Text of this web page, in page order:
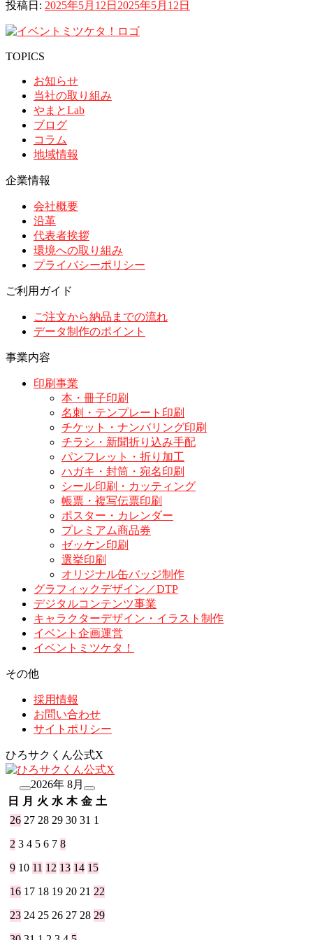
投稿日: 2025年5月12日 2025年5月12日
TOPICS
お知らせ
当社の取り組み
やまとLab
ブログ
コラム
地域情報
企業情報
会社概要
沿革
代表者挨拶
環境への取り組み
プライバシーポリシー
ご利用ガイド
ご注文から納品までの流れ
データ制作のポイント
事業内容
印刷事業
本・冊子印刷
名刺・テンプレート印刷
チケット・ナンバリング印刷
チラシ・新聞折り込み手配
パンフレット・折り加工
ハガキ・封筒・宛名印刷
シール印刷・カッティング
帳票・複写伝票印刷
ポスター・カレンダー
プレミアム商品券
ゼッケン印刷
選挙印刷
オリジナル缶バッジ制作
グラフィックデザイン／DTP
デジタルコンテンツ事業
キャラクターデザイン・イラスト制作
イベント企画運営
イベントミツケタ！
その他
採用情報
お問い合わせ
サイトポリシー
ひろサクくん公式X
2026年 8月
日
月 火 水 木 金 土
26 27 28 29 30 31 1
2 3 4 5 6 7 8
9 10 11 12 13 14 15
16 17 18 19 20 21 22
23 24 25 26 27 28 29